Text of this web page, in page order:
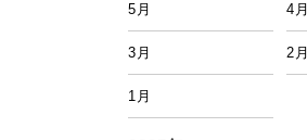
5月 4月
3月 2月
1月